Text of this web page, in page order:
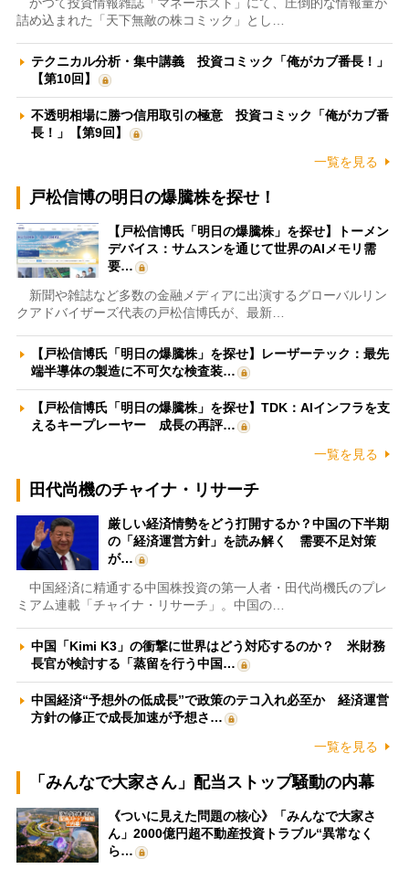
詰め込まれた「天下無敵の株コミック」とし…
テクニカル分析・集中講義 投資コミック「俺がカブ番長！」
【第10回】
不透明相場に勝つ信用取引の極意 投資コミック「俺がカブ番
長！」【第9回】
一覧を見る
戸松信博の明日の爆騰株を探せ！
【戸松信博氏「明日の爆騰株」を探せ】トーメン
デバイス：サムスンを通じて世界のAIメモリ需
要…
新聞や雑誌など多数の金融メディアに出演するグローバルリン
クアドバイザーズ代表の戸松信博氏が、最新…
【戸松信博氏「明日の爆騰株」を探せ】レーザーテック：最先
端半導体の製造に不可欠な検査装…
【戸松信博氏「明日の爆騰株」を探せ】TDK：AIインフラを支
えるキープレーヤー 成長の再評…
一覧を見る
田代尚機のチャイナ・リサーチ
厳しい経済情勢をどう打開するか？中国の下半期
の「経済運営方針」を読み解く 需要不足対策
が…
中国経済に精通する中国株投資の第一人者・田代尚機氏のプレ
ミアム連載「チャイナ・リサーチ」。中国の…
中国「Kimi K3」の衝撃に世界はどう対応するのか？ 米財務
長官が検討する「蒸留を行う中国…
中国経済“予想外の低成長”で政策のテコ入れ必至か 経済運営
方針の修正で成長加速が予想さ…
一覧を見る
「みんなで大家さん」配当ストップ騒動の内幕
《ついに見えた問題の核心》「みんなで大家さ
ん」2000億円超不動産投資トラブル“異常なく
ら…